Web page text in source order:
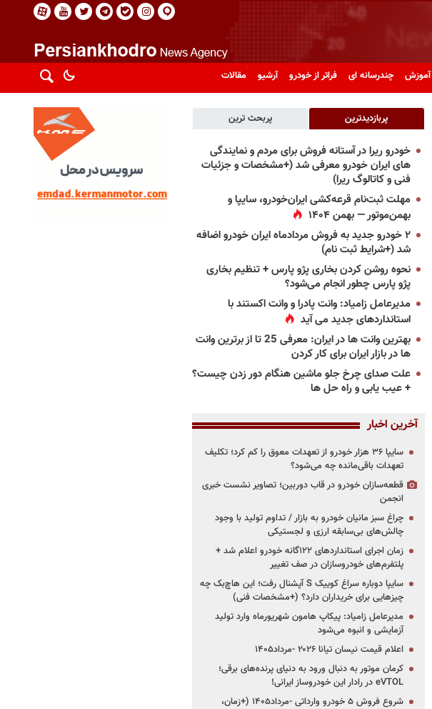
آموزش چندرسانه ای فراتر از خودرو آرشیو مقالات
پربازدیدترین پربحث ترین
خودرو ریرا در آستانه فروش برای مردم و نمایندگی
های ایران خودرو معرفی شد (+مشخصات و جزئیات
فنی و کاتالوگ ریرا)
مهلت ثبت‌نام قرعه‌کشی ایران‌خودرو، سایپا و
بهمن‌موتور — بهمن ۱۴۰۴
۲ خودرو جدید به فروش مردادماه ایران خودرو اضافه
شد (+شرایط ثبت نام)
نحوه روشن کردن بخاری پژو پارس + تنظیم بخاری
پژو پارس چطور انجام می‌شود؟
مدیرعامل زامیاد: وانت پادرا و وانت اکستند با
استانداردهای جدید می آید
بهترین وانت ها در ایران: معرفی 25 تا از برترین وانت
ها در بازار ایران برای کار کردن
علت صدای چرخ جلو ماشین هنگام دور زدن چیست؟
+ عیب یابی و راه حل ها
آخرین اخبار
سایپا ۳۶ هزار خودرو از تعهدات معوق را کم کرد؛ تکلیف
تعهدات باقی‌مانده چه می‌شود؟
قطعه‌سازان خودرو در قاب دوربین؛ تصاویر نشست خبری
انجمن
چراغ سبز مانیان خودرو به بازار / تداوم تولید با وجود
چالش‌های بی‌سابقه ارزی و لجستیکی
زمان اجرای استانداردهای ۱۲۲گانه خودرو اعلام شد +
پلتفرم‌های خودروسازان در صف تغییر
سایپا دوباره سراغ کوییک S آپشنال رفت؛ این هاچ‌بک چه
چیزهایی برای خریداران دارد؟ (+مشخصات فنی)
مدیرعامل زامیاد: پیکاپ هامون شهریورماه وارد تولید
آزمایشی و انبوه می‌شود
اعلام قیمت نیسان تیانا ۲۰۲۶ -مرداد۱۴۰۵
کرمان موتور به دنبال ورود به دنیای پرنده‌های برقی؛
eVTOL در رادار این خودروساز ایرانی!
شروع فروش ۵ خودرو وارداتی -مرداد۱۴۰۵ (+زمان،